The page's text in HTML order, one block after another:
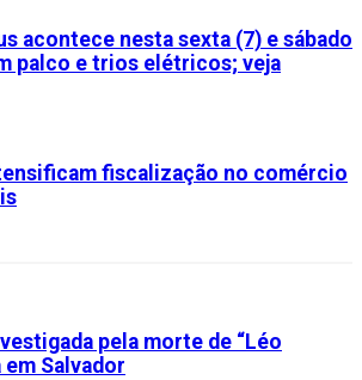
acontece nesta sexta (7) e sábado
palco e trios elétricos; veja
fiscalização no comércio
pela morte de “Léo
em Salvador